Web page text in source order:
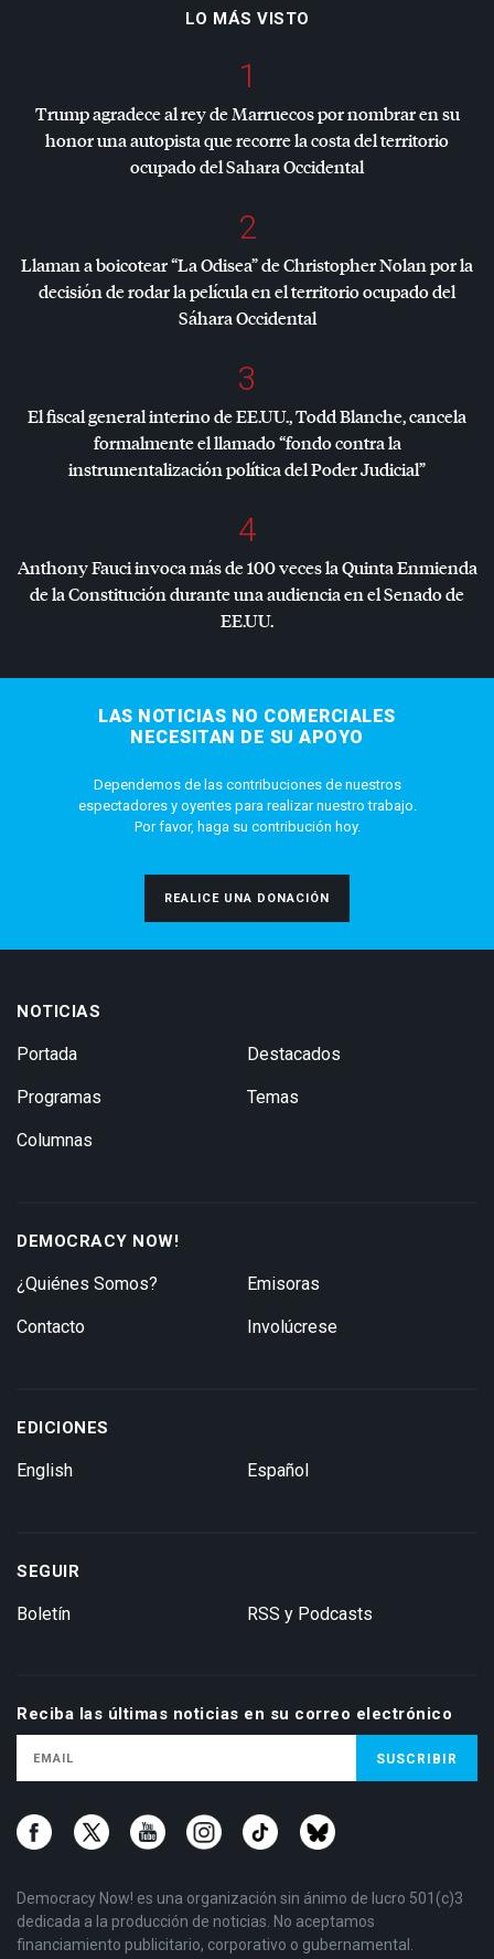
LO MÁS VISTO
1
Trump agradece al rey de Marruecos por nombrar en su
honor una autopista que recorre la costa del territorio
ocupado del Sahara Occidental
2
Llaman a boicotear “La Odisea” de Christopher Nolan por la
decisión de rodar la película en el territorio ocupado del
Sáhara Occidental
3
El fiscal general interino de EE.UU., Todd Blanche, cancela
formalmente el llamado “fondo contra la
instrumentalización política del Poder Judicial”
4
Anthony Fauci invoca más de 100 veces la Quinta Enmienda
de la Constitución durante una audiencia en el Senado de
EE.UU.
LAS NOTICIAS NO COMERCIALES
NECESITAN DE SU APOYO
Dependemos de las contribuciones de nuestros
espectadores y oyentes para realizar nuestro trabajo.
Por favor, haga su contribución hoy.
REALICE UNA DONACIÓN
NOTICIAS
Portada
Programas
Columnas
Destacados
Temas
DEMOCRACY NOW!
¿Quiénes Somos?
Contacto
Emisoras
Involúcrese
EDICIONES
English Español
SEGUIR
Boletín RSS y Podcasts
Reciba las últimas noticias en su correo electrónico
Democracy Now! es una organización sin ánimo de lucro 501(c)3
dedicada a la producción de noticias. No aceptamos
financiamiento publicitario, corporativo o gubernamental.